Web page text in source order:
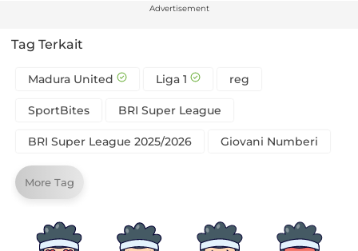
Advertisement
Tag Terkait
Madura United Liga 1 reg
SportBites BRI Super League
BRI Super League 2025/2026 Giovani Numberi
More Tag